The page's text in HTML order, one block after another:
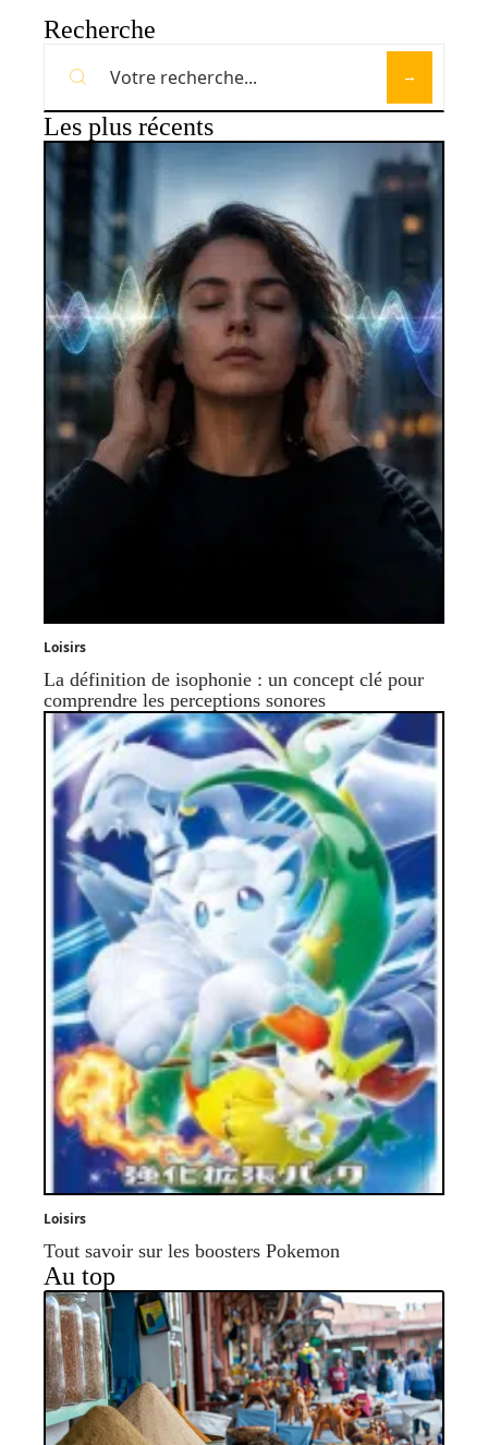
Recherche
Les plus récents
Loisirs
La définition de isophonie : un concept clé pour
comprendre les perceptions sonores
Loisirs
Tout savoir sur les boosters Pokemon
Au top